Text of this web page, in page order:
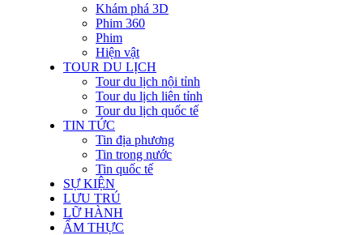
Khám phá 3D
Phim 360
Phim
Hiện vật
TOUR DU LỊCH
Tour du lịch nội tỉnh
Tour du lịch liên tỉnh
Tour du lịch quốc tế
TIN TỨC
Tin địa phương
Tin trong nước
Tin quốc tế
SỰ KIỆN
LƯU TRÚ
LỮ HÀNH
ẨM THỰC